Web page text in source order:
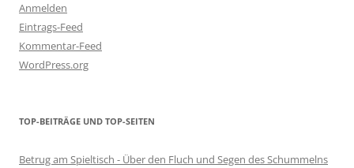
Anmelden
Eintrags-Feed
Kommentar-Feed
WordPress.org
TOP-BEITRÄGE UND TOP-SEITEN
Betrug am Spieltisch - Über den Fluch und Segen des Schummelns